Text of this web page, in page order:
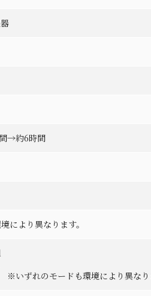
→約6時間
により異なります。
ずれのモードも環境により異なり